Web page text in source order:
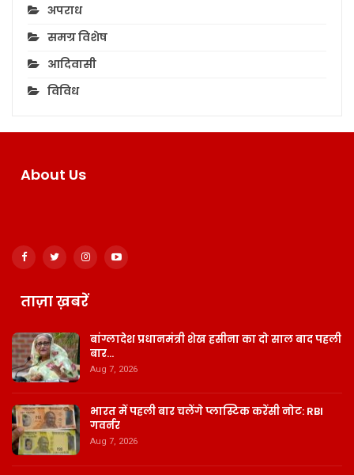
अपराध
समग्र विशेष
आदिवासी
विविध
About Us
ताज़ा ख़बरें
बांग्लादेश प्रधानमंत्री शेख हसीना का दो साल बाद पहली
बार…
Aug 7, 2026
भारत में पहली बार चलेंगे प्लास्टिक करेंसी नोट: RBI
गवर्नर
Aug 7, 2026